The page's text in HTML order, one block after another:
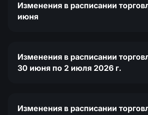
Изменения в расписании
июня
Изменения в расписании
30 июня по 2 июля 2026 г.
Изменения в расписании